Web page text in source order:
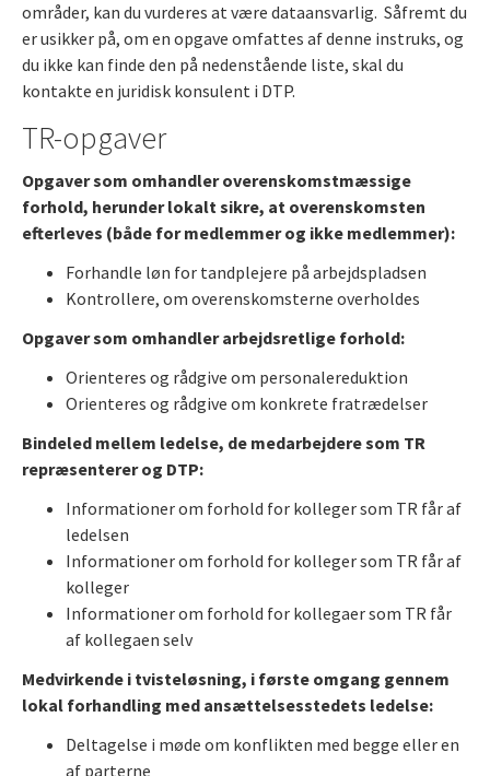
områder, kan du vurderes at være dataansvarlig. Såfremt du
er usikker på, om en opgave omfattes af denne instruks, og
du ikke kan finde den på nedenstående liste, skal du
kontakte en juridisk konsulent i DTP.
TR-opgaver
Opgaver som omhandler overenskomstmæssige
forhold, herunder lokalt sikre, at overenskomsten
efterleves (både for medlemmer og ikke medlemmer):
Forhandle løn for tandplejere på arbejdspladsen
Kontrollere, om overenskomsterne overholdes
Opgaver som omhandler arbejdsretlige forhold:
Orienteres og rådgive om personalereduktion
Orienteres og rådgive om konkrete fratrædelser
Bindeled mellem ledelse, de medarbejdere som TR
repræsenterer og DTP:
Informationer om forhold for kolleger som TR får af
ledelsen
Informationer om forhold for kolleger som TR får af
kolleger
Informationer om forhold for kollegaer som TR får
af kollegaen selv
Medvirkende i tvisteløsning, i første omgang gennem
lokal forhandling med ansættelsesstedets ledelse:
Deltagelse i møde om konflikten med begge eller en
af parterne